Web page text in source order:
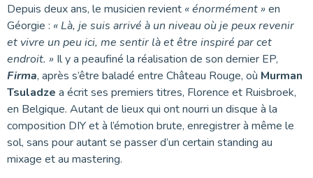
Depuis deux ans, le musicien revient « énormément »en
Géorgie : « Là, je suis arrivé à un niveau où je peux revenir
et vivre un peu ici, me sentir là et être inspiré par cet
endroit. » Il y a peaufiné la réalisation de son dernier EP,
Firma, après s’être baladé entre Château Rouge, où Murman
Tsuladze a écrit ses premiers titres, Florence et Ruisbroek,
en Belgique. Autant de lieux qui ont nourri un disque à la
composition DIY et à l’émotion brute, enregistrer à même le
sol, sans pour autant se passer d’un certain standing au
mixage et au mastering.